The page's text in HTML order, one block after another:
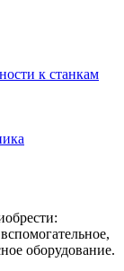
к станкам
оборудование.